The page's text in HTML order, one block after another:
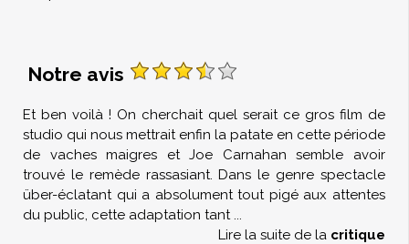
Notre avis
Et ben voilà ! On cherchait quel serait ce gros film de
studio qui nous mettrait enfin la patate en cette période
de vaches maigres et Joe Carnahan semble avoir
trouvé le remède rassasiant. Dans le genre spectacle
über-éclatant qui a absolument tout pigé aux attentes
du public, cette adaptation tant ...
Lire la suite de la critique